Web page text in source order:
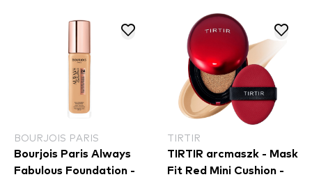
BOURJOIS PARIS
Bourjois Paris Always
Fabulous Foundation -
TIRTIR
TIRTIR arcmaszk - Mask
Fit Red Mini Cushion -